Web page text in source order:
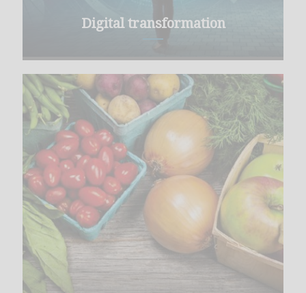
Digital transformation